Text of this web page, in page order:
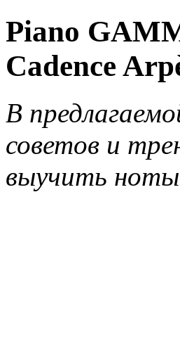
Piano
Cadence
В
советов и
выучить